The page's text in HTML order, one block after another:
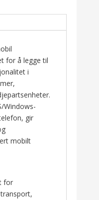
for å legge til
i
Windows-
gir
mobilt
for